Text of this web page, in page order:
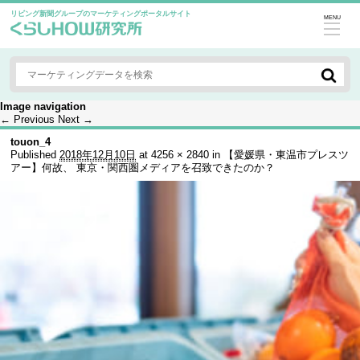
リビング新聞グループのマーケティングポータルサイト MENU
Image navigation
← Previous Next →
touon_4
Published2018年12月10日 at4256 × 2840 in
【愛媛県・東温市プレスツ
アー】何故、 東京・関西圏メディアを召致できたのか？